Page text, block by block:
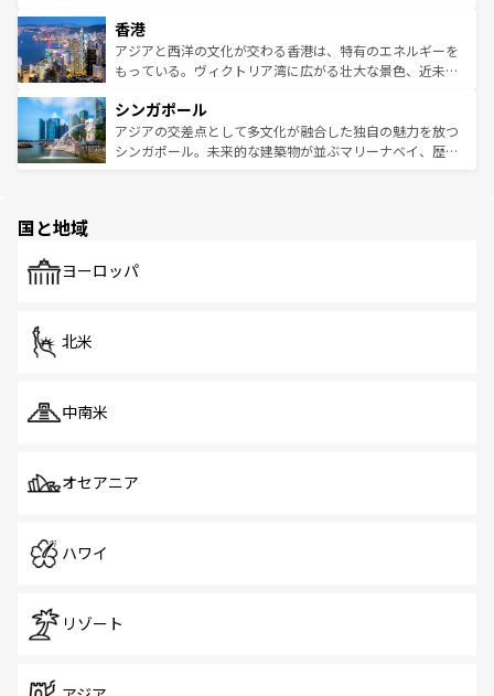
とつ。フォーやバインミー、ベトナムコーヒーなどは、ぜ
ひ現地で味わいたい。どの地域を訪れてもあたたかい人々
が旅行者を迎えてくれるので、きっと忘れられない旅にな
参照してほしい。
の活気が交差している。北部ではチェンマイなどの山岳地
帯で自然と触れ合い、南部ではプーケットやクラビの美し
いビーチでリゾート気分を楽しむことができる。タイ料理
激する。気候は一年中温暖で、どの季節にも異なる楽しみ
が待っている。親しみやすいタイの人々、仏教を中心とし
た文化、そして多様な観光資源が、訪れる旅人を魅了し続
香港
アジアと西洋の文化が交わる香港は、特有のエネルギーを
もっている。ヴィクトリア湾に広がる壮大な景色、近未来
み、どこを訪れても感動するはず。観光スポットが密集し
ており、効率よく見どころを回れるのも魅力。息をのむよ
うな絶景から文化的な体験まで、香港を存分に楽しみ尽く
シンガポール
アジアの交差点として多文化が融合した独自の魅力を放つ
シンガポール。未来的な建築物が並ぶマリーナベイ、歴史
で、ホーカーズは地元の風情を楽しめる外せないスポット
国と地域
ヨーロッパ
北米
中南米
オセアニア
ハワイ
リゾート